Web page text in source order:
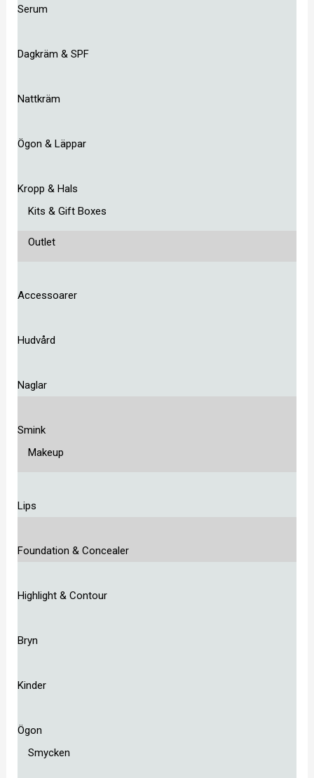
Serum
Dagkräm & SPF
Nattkräm
Ögon & Läppar
Kropp & Hals
Kits & Gift Boxes
Outlet
Accessoarer
Hudvård
Naglar
Smink
Makeup
Lips
Foundation & Concealer
Highlight & Contour
Bryn
Kinder
Ögon
Smycken